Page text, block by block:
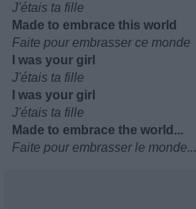
J'étais ta fille
Made to embrace this world
Faite pour embrasser ce monde
I was your girl
J'étais ta fille
I was your girl
J'étais ta fille
Made to embrace the world...
Faite pour embrasser le monde...